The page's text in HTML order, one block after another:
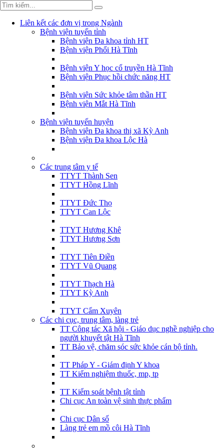
Liên kết các đơn vị trong Ngành
Bệnh viện tuyến tỉnh
Bệnh viện Đa khoa tỉnh HT
Bệnh viện Phổi Hà Tĩnh
Bệnh viện Y học cổ truyền Hà Tĩnh
Bệnh viện Phục hồi chức năng HT
Bệnh viện Sức khỏe tâm thần HT
Bệnh viện Mắt Hà Tĩnh
Bệnh viện tuyến huyện
Bệnh viện Đa khoa thị xã Kỳ Anh
Bệnh viện Đa khoa Lộc Hà
Các trung tâm y tế
TTYT Thành Sen
TTYT Hồng Lĩnh
TTYT Đức Thọ
TTYT Can Lộc
TTYT Hương Khê
TTYT Hương Sơn
TTYT Tiên Điền
TTYT Vũ Quang
TTYT Thạch Hà
TTYT Kỳ Anh
TTYT Cẩm Xuyên
Các chi cục, trung tâm, làng trẻ
TT Công tác Xã hội - Giáo dục nghề nghiệp cho
người khuyết tật Hà Tĩnh
TT Bảo vệ, chăm sóc sức khỏe cán bộ tỉnh.
TT Pháp Y - Giám định Y khoa
TT Kiểm nghiệm thuốc, mp, tp
TT Kiểm soát bệnh tật tỉnh
Chi cục An toàn vệ sinh thực phẩm
Chi cục Dân số
Làng trẻ em mồ côi Hà Tĩnh